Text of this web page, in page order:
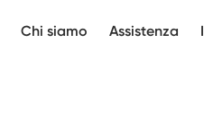
Chi siamo Assistenza